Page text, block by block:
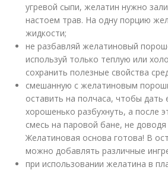
угревой сыпи, желатин нужно
настоем трав. На одну порцию
жидкости;
не разбавляй желатиновый
используй только теплую или
сохранить полезные свойства
смешанную с желатиновым
оставить на полчаса, чтобы
хорошенько разбухнуть, а после
смесь на паровой бане, не доводя
Желатиновая основа готова! В
можно добавлять различные
при использовании желатина в